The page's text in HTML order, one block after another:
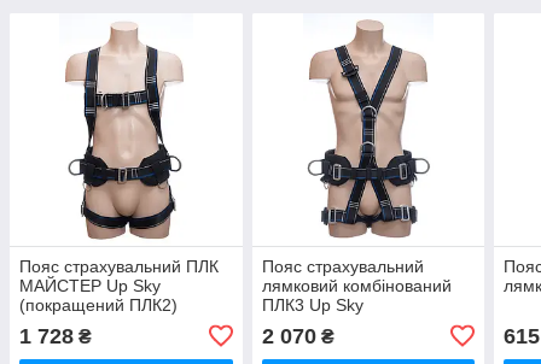
Пояс страхувальний ПЛК
МАЙСТЕР Up Sky
(покращений ПЛК2)
1 728 ₴
Пояс страхувальний
лямковий комбінований
ПЛК3 Up Sky
2 070₴ 615